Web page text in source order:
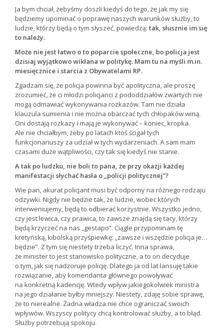
Ja bym chciał, żebyśmy doszli kiedyś do tego, że jak my się
będziemy upominać o poprawę naszych warunków służby, to
ludzie, którzy będą o tym słyszeć, powiedzą: tak, słusznie im się
to należy.
Może nie jest łatwo o to poparcie społeczne, bo policja jest
dzisiaj wyjątkowo wikłana w politykę. Mam tu na myśli m.in.
miesięcznice i starcia z Obywatelami RP.
Zgadzam się, że policja powinna być apolityczna, ale proszę
zrozumieć, że ci młodzi policjanci z pododdziałów zwartych nie
mogą odmawiać wykonywania rozkazów. Tam nie działa
klauzula sumienia i nie można obarczać tych chłopaków winą.
Oni dostają rozkazy i mają je wykonywać – koniec, kropka.
Ale nie chciałbym, żeby po latach ktoś ścigał tych
funkcjonariuszy za udział w tych wydarzeniach. A sam mam
czasami duże wątpliwości, czy tak się kiedyś nie stanie.
A tak po ludzku, nie boli to pana, że przy okazji każdej
manifestacji słychać hasła o „policji politycznej”?
Wie pan, akurat policjant musi być odporny na różnego rodzaju
odzywki. Nigdy nie będzie tak, że ludzie, wobec których
interweniujemy, będą to odbierać korzystnie. Wszystko jedno,
czy jest lewica, czy prawica, to zawsze znajdą się tacy, którzy
będą krzyczeć na nas „gestapo”. Ciągle przypominam tę
kretyńską, kibolską przyśpiewkę: „zawsze i wszędzie policja je…
będzie”. Z tym się niestety trzeba liczyć. Inna sprawa,
że minister to jest stanowisko polityczne, a to on decyduje
o tym, jak się nadzoruje policję. Dlatego ja od lat lansuję takie
rozwiązanie, aby komendanta głównego powoływać
na konkretną kadencję. Wtedy wpływ jakiegokolwiek ministra
na jego działanie byłby mniejszy. Niestety, zdaję sobie sprawę,
że to nierealne. Żadna władza nie chce ograniczać swoich
wpływów. Wszyscy politycy chcą kontrolować służby, a to błąd.
Służby potrzebują spokoju.